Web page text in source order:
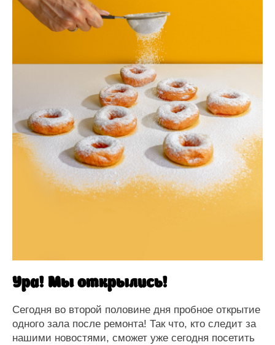
Ура! Мы открылись!
Сегодня во второй половине дня пробное открытие
одного зала после ремонта! Так что, кто следит за
нашими новостями, сможет уже сегодня посетить